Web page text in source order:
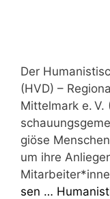
Der
(HVD) –
Mit­­tel­­mark e.
giö­­se
um ihre
sen …